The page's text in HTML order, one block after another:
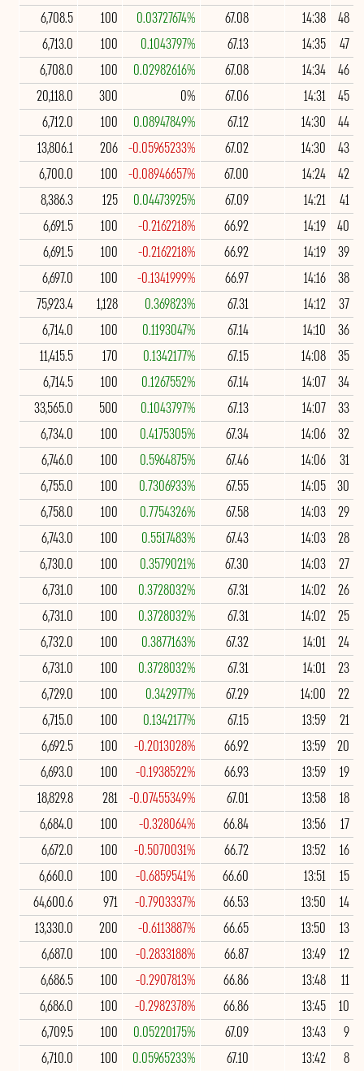
48
14:38
67.08
0.03727674%
100
6,708.5
47
14:35
67.13
0.1043797%
100
6,713.0
46
14:34
67.08
0.02982616%
100
6,708.0
45
14:31
67.06
0%
300
20,118.0
44
14:30
67.12
0.08947849%
100
6,712.0
43
14:30
67.02
-0.05965233%
206
13,806.1
42
14:24
67.00
-0.08946657%
100
6,700.0
41
14:21
67.09
0.04473925%
125
8,386.3
40
14:19
66.92
-0.2162218%
100
6,691.5
39
14:19
66.92
-0.2162218%
100
6,691.5
38
14:16
66.97
-0.1341999%
100
6,697.0
37
14:12
67.31
0.369823%
1,128
75,923.4
36
14:10
67.14
0.1193047%
100
6,714.0
35
14:08
67.15
0.1342177%
170
11,415.5
34
14:07
67.14
0.1267552%
100
6,714.5
33
14:07
67.13
0.1043797%
500
33,565.0
32
14:06
67.34
0.4175305%
100
6,734.0
31
14:06
67.46
0.5964875%
100
6,746.0
30
14:05
67.55
0.7306933%
100
6,755.0
29
14:03
67.58
0.7754326%
100
6,758.0
28
14:03
67.43
0.5517483%
100
6,743.0
27
14:03
67.30
0.3579021%
100
6,730.0
26
14:02
67.31
0.3728032%
100
6,731.0
25
14:02
67.31
0.3728032%
100
6,731.0
24
14:01
67.32
0.3877163%
100
6,732.0
23
14:01
67.31
0.3728032%
100
6,731.0
22
14:00
67.29
0.342977%
100
6,729.0
21
13:59
67.15
0.1342177%
100
6,715.0
20
13:59
66.92
-0.2013028%
100
6,692.5
19
13:59
66.93
-0.1938522%
100
6,693.0
18
13:58
67.01
-0.07455349%
281
18,829.8
17
13:56
66.84
-0.328064%
100
6,684.0
16
13:52
66.72
-0.5070031%
100
6,672.0
15
13:51
66.60
-0.6859541%
100
6,660.0
14
13:50
66.53
-0.7903337%
971
64,600.6
13
13:50
66.65
-0.6113887%
200
13,330.0
12
13:49
66.87
-0.2833188%
100
6,687.0
11
13:48
66.86
-0.2907813%
100
6,686.5
10
13:45
66.86
-0.2982378%
100
6,686.0
9
13:43
67.09
0.05220175%
100
6,709.5
8
13:42
67.10
0.05965233%
100
6,710.0